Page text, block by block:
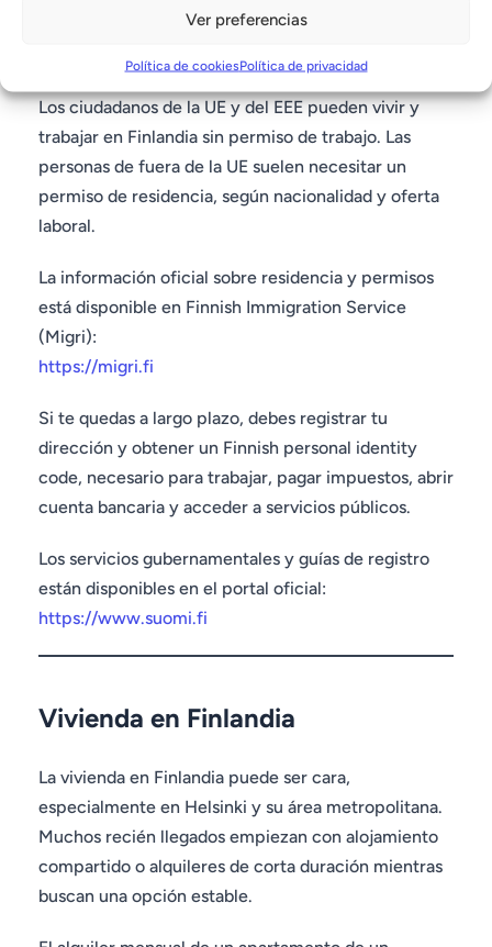
Ver preferencias
Política de cookiesPolítica de privacidad
Los ciudadanos de la UE y del EEE pueden vivir y
trabajar en Finlandia sin permiso de trabajo. Las
personas de fuera de la UE suelen necesitar un
permiso de residencia, según nacionalidad y oferta
laboral.
La información oficial sobre residencia y permisos
está disponible en Finnish Immigration Service
(Migri):
https://migri.fi
Si te quedas a largo plazo, debes registrar tu
dirección y obtener un Finnish personal identity
code, necesario para trabajar, pagar impuestos, abrir
cuenta bancaria y acceder a servicios públicos.
Los servicios gubernamentales y guías de registro
están disponibles en el portal oficial:
https://www.suomi.fi
Vivienda en Finlandia
La vivienda en Finlandia puede ser cara,
especialmente en Helsinki y su área metropolitana.
Muchos recién llegados empiezan con alojamiento
compartido o alquileres de corta duración mientras
buscan una opción estable.